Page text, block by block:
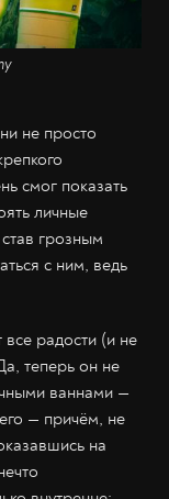
не просто
смог показать
личные
грозным
с ним, ведь
радости (и не
теперь он не
ваннами —
— причём, не
на